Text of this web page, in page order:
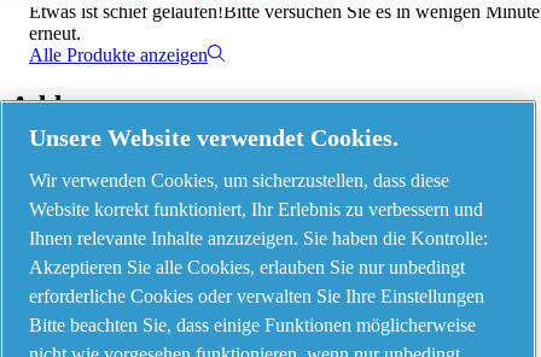
Etwas ist schief gelaufen!Bitte versuchen Sie es in wenigen
erneut.
Alle Produkte anzeigen
Address
Via Selva Maiolo, 5/7 - 36075, Montecchio Maggiore, Vicenza Italy
Contact us
Unsere Website verwendet Cookies.
Wir verwenden Cookies, um sicherzustellen, dass diese
Website korrekt funktioniert, Ihr Erlebnis zu verbessern und
Ihnen relevante Inhalte anzuzeigen. Sie haben die Kontrolle:
Akzeptieren Sie alle Cookies, erlauben Sie nur unbedingt
erforderliche Cookies oder verwalten Sie Ihre Einstellungen
Bitte beachten Sie, dass einige Funktionen möglicherweise